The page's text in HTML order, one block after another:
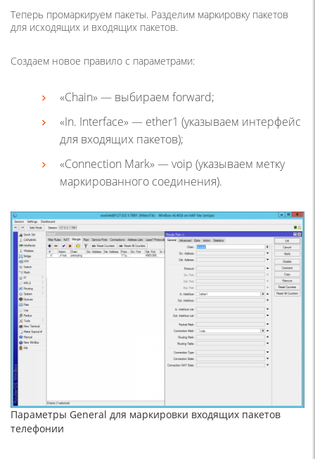
Теперь промаркируем пакеты. Разделим маркировку пакетов
для исходящих и входящих пакетов.
Создаем новое правило с параметрами:
«Chain» — выбираем forward;
«In. Interface» — ether1 (указываем интерфейс
для входящих пакетов);
«Connection Mark» — voip (указываем метку
маркированного соединения).
Параметры General для маркировки входящих пакетов
телефонии